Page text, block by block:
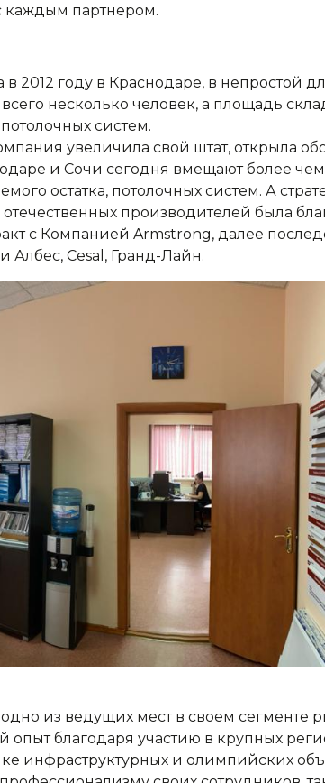
каждым партнером.
году в Краснодаре, в непростой
несколько человек, а площадь
систем.
увеличила свой штат, открыла
и Сочи сегодня вмещают более чем
остатка, потолочных систем. А
производителей была
с Компанией Armstrong, далее
Албес, Cesal, Гранд-Лайн.
из ведущих мест в своем сегменте
благодаря участию в крупных
инфраструктурных и олимпийских